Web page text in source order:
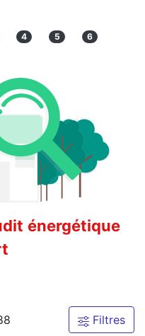
4 5 6
énergétique
Filtres